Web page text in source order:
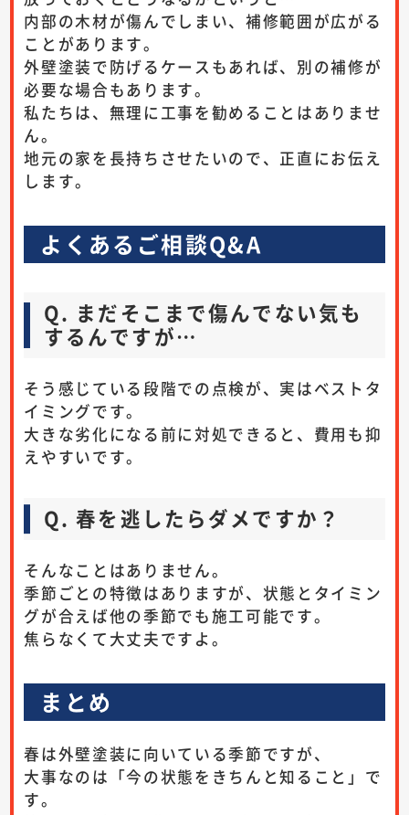
内部の木材が傷んでしまい、補修範囲が広がる
ことがあります。
外壁塗装で防げるケースもあれば、別の補修が
必要な場合もあります。
私たちは、無理に工事を勧めることはありませ
ん。
地元の家を長持ちさせたいので、正直にお伝え
します。
よくあるご相談Q&A
Q. まだそこまで傷んでない気も
するんですが…
そう感じている段階での点検が、実はベストタ
イミングです。
大きな劣化になる前に対処できると、費用も抑
えやすいです。
Q. 春を逃したらダメですか？
そんなことはありません。
季節ごとの特徴はありますが、状態とタイミン
グが合えば他の季節でも施工可能です。
焦らなくて大丈夫ですよ。
まとめ
春は外壁塗装に向いている季節ですが、
大事なのは「今の状態をきちんと知ること」で
す。